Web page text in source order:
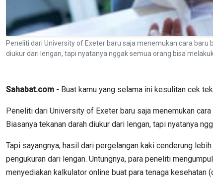
Peneliti dari University of Exeter baru saja menemukan cara
diukur dari lengan, tapi nyatanya nggak semua orang bisa
Sahabat.com - Buat kamu yang selama ini kesulitan cek
Peneliti dari University of Exeter baru saja menemukan
Biasanya tekanan darah diukur dari lengan, tapi nyatanya
Tapi sayangnya, hasil dari pergelangan kaki cenderung
pengukuran dari lengan. Untungnya, para peneliti
menyediakan kalkulator online buat para tenaga